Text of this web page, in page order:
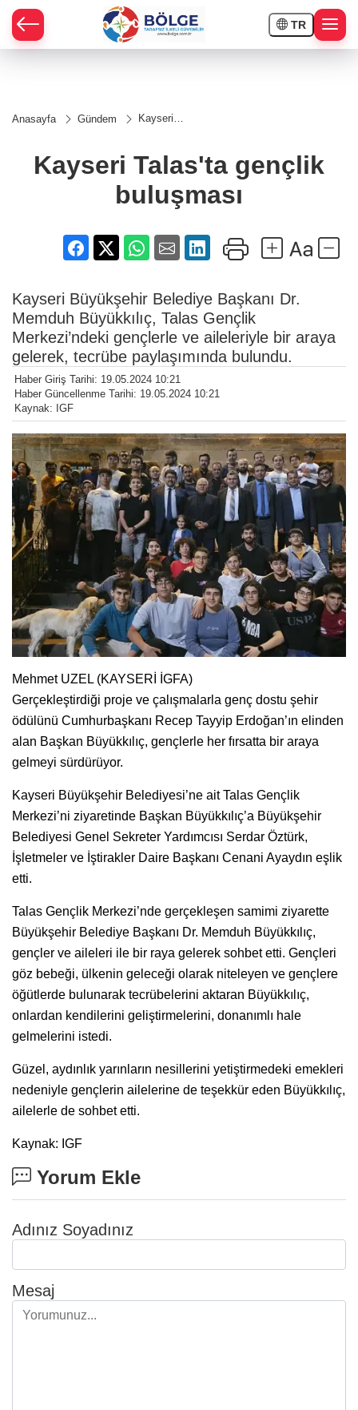
TR
Anasayfa Gündem
Kayseri
buluşması
Kayseri Talas'ta gençlik
buluşması
Kayseri Büyükşehir Belediye Başkanı Dr.
Memduh Büyükkılıç, Talas Gençlik
Merkezi’ndeki gençlerle ve aileleriyle bir araya
gelerek, tecrübe paylaşımında bulundu.
Haber Giriş Tarihi: 19.05.2024 10:21
Haber Güncellenme Tarihi: 19.05.2024 10:21
Kaynak: IGF
Mehmet UZEL (KAYSERİ İGFA)
Gerçekleştirdiği proje ve çalışmalarla genç dostu şehir
ödülünü Cumhurbaşkanı Recep Tayyip Erdoğan’ın elinden
alan Başkan Büyükkılıç, gençlerle her fırsatta bir araya
gelmeyi sürdürüyor.
Kayseri Büyükşehir Belediyesi’ne ait Talas Gençlik
Merkezi’ni ziyaretinde Başkan Büyükkılıç’a Büyükşehir
Belediyesi Genel Sekreter Yardımcısı Serdar Öztürk,
İşletmeler ve İştirakler Daire Başkanı Cenani Ayaydın eşlik
etti.
Talas Gençlik Merkezi’nde gerçekleşen samimi ziyarette
Büyükşehir Belediye Başkanı Dr. Memduh Büyükkılıç,
gençler ve aileleri ile bir raya gelerek sohbet etti. Gençleri
göz bebeği, ülkenin geleceği olarak niteleyen ve gençlere
öğütlerde bulunarak tecrübelerini aktaran Büyükkılıç,
onlardan kendilerini geliştirmelerini, donanımlı hale
gelmelerini istedi.
Güzel, aydınlık yarınların nesillerini yetiştirmedeki emekleri
nedeniyle gençlerin ailelerine de teşekkür eden Büyükkılıç,
ailelerle de sohbet etti.
Kaynak: IGF
Yorum Ekle
Adınız Soyadınız
Mesaj